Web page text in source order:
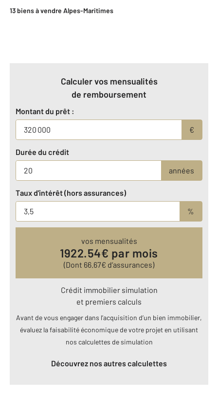
13 biens à vendre Alpes-Maritimes
Calculer vos mensualités
de remboursement
Montant du prêt :
€
Durée du crédit
années
Taux d'intérêt (hors assurances)
%
vos mensualités
1922.54€ par mois
(Dont 66.67€ d’assurances)
Crédit immobilier simulation
et premiers calculs
Avant de vous engager dans l’acquisition d’un bien immobilier,
évaluez la faisabilité économique de votre projet en utilisant
nos calculettes de simulation
Découvrez nos autres calculettes